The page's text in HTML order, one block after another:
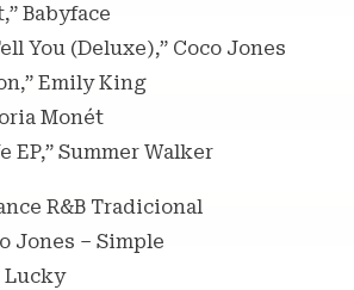
Babyface
You (Deluxe),” Coco Jones
Emily King
Monét
EP,” Summer Walker
R&B Tradicional
Jones – Simple
Lucky